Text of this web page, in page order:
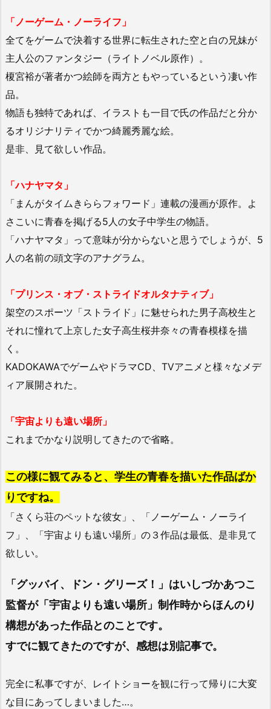
「ノーゲーム・ノーライフ」
全てをゲームで決着する世界に転生された空と白の兄妹が
主人公のファンタジー（ライトノベル原作）。
榎宮裕が著者かつ絵師を両方ともやっているという凄い作
品。
物語も独特であれば、イラストも一目で氏の作品だと分か
るオリジナリティでかつ綺麗秀麗な絵。
是非、見て欲しい作品。
「ハナヤマタ」
「まんがタイムきららフォワード」連載の漫画が原作。よ
さこいに青春を掲げる5人の女子中学生の物語。
「ハナヤマタ」って意味が分からないと思うでしょうが、5
人の名前の頭文字のアナグラム。
「プリンス・オブ・ストライドオルタナティブ」
架空のスポーツ「ストライド」に魅せられた男子高校生と
それに憧れて上京した女子高生桜井奈々の青春模様を描
く。
KADOKAWAでゲームやドラマCD、TVアニメと様々なメデ
ィア展開された。
「宇宙よりも遠い場所」
これまでかなり説明してきたので省略。
この様に観てみると、学生の青春を描いた作品ばか
りですね。
「さくら荘のペットな彼女」、「ノーゲーム・ノーライ
フ」、「宇宙よりも遠い場所」の３作品は最低、是非見て
欲しい。
「グッバイ、ドン・グリーズ！」はいしづかあつこ
監督が「宇宙よりも遠い場所」制作時からほんのり
構想があった作品とのことです。
すでに観てきたのですが、感想は別記事で。
完全に私事ですが、レイトショーを観に行って帰りに大変
な目にあってしまいました…。